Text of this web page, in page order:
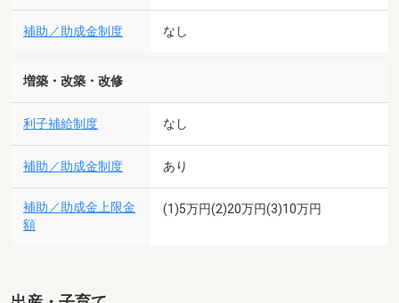
補助／助成金制度 なし
増築・改築・改修
利子補給制度 なし
補助／助成金制度 あり
補助／助成金上限金
額
(1)5万円(2)20万円(3)10万円